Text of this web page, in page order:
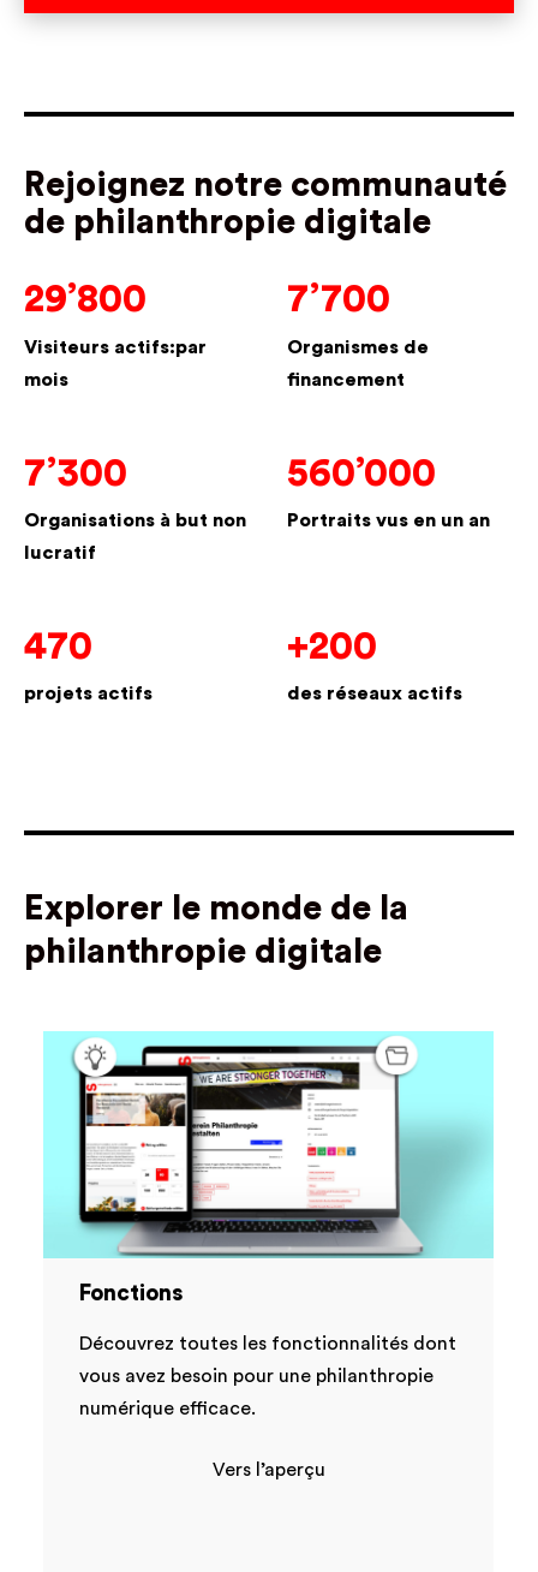
Rejoignez notre communauté
de philanthropie digitale
29’800
Visiteurs actifs:par
mois
7’700
Organismes de
financement
7’300
Organisations à but non
lucratif
560’000
Portraits vus en un an
470
projets actifs
+200
des réseaux actifs
Explorer le monde de la
philanthropie digitale
Fonctions
Découvrez toutes les fonctionnalités dont
vous avez besoin pour une philanthropie
numérique efficace.
Vers l’aperçu